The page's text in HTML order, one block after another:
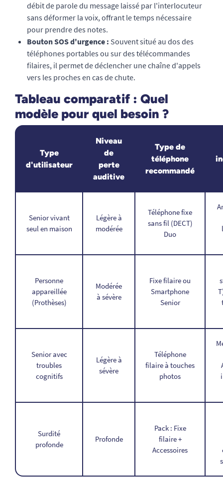
débit de parole du message laissé par l'interlocuteur
sans déformer la voix, offrant le temps nécessaire
pour prendre des notes.
Bouton SOS d'urgence : Souvent situé au dos des
téléphones portables ou sur des télécommandes
filaires, il permet de déclencher une chaîne d'appels
vers les proches en cas de chute.
Tableau comparatif : Quel
modèle pour quel besoin ?
Type
d'utilisateur
Niveau
de
perte
auditive
Type de
téléphone
recommandé
Senior vivant
seul en maison
Légère à
modérée
Téléphone fixe
sans fil (DECT)
Duo
Personne
appareillée
(Prothèses)
Modérée
à sévère
Fixe filaire ou
Smartphone
Senior
Senior avec
troubles
cognitifs
Légère à
sévère
Téléphone
filaire à touches
photos
Surdité
profonde
Profonde
Pack : Fixe
filaire +
Accessoires